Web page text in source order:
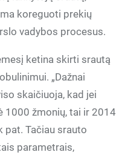
koreguoti prekių
vadybos procesus.
ketina skirti srautą
„Dažnai
skaičiuoja, kad jei
1000 žmonių, tai ir 2014
pat. Tačiau srauto
parametrais,